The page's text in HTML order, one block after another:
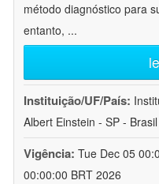
método diagnóstico para
entanto, ...
Instituição/UF/País:
Albert Einstein - SP - Brasil
Vigência: Tue Dec 05
00:00:00 BRT 2026